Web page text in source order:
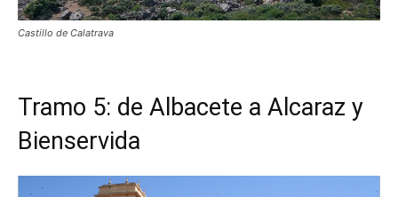
Castillo de Calatrava
Tramo 5: de Albacete a Alcaraz y
Bienservida